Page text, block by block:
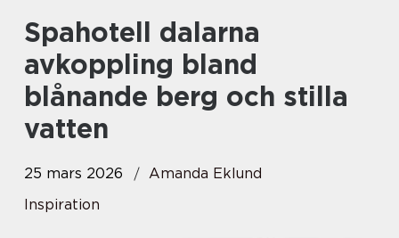
Spahotell dalarna
avkoppling bland
blånande berg och stilla
vatten
25 mars 2026
Amanda Eklund
Inspiration